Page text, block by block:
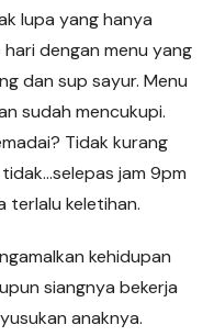
lupa yang hanya
dengan menu yang
dan sup sayur. Menu
sudah mencukupi.
Tidak kurang
jam 9pm
terlalu keletihan.
kehidupan
siangnya bekerja
anaknya.